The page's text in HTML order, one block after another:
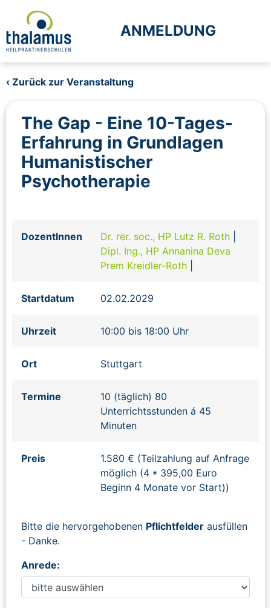
ANMELDUNG
‹ Zurück zur Veranstaltung
The Gap - Eine 10-Tages-
Erfahrung in Grundlagen
Humanistischer
Psychotherapie
DozentInnen Dr. rer. soc., HP Lutz R. Roth
Dipl. Ing., HP Annanina Deva
Prem Kreidler-Roth
Startdatum 02.02.2029
Uhrzeit 10:00 bis 18:00 Uhr
Ort Stuttgart
Termine
10 (täglich) 80
Unterrichtsstunden á 45
Minuten
Preis
1.580 € (Teilzahlung auf Anfrage
möglich (4 * 395,00 Euro
Beginn 4 Monate vor Start))
Bitte die hervorgehobenen Pflichtfelder ausfüllen
- Danke.
Anrede: